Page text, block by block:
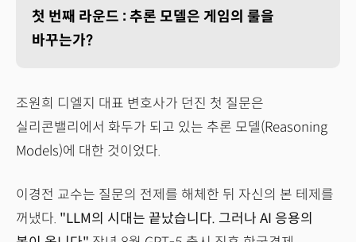
첫 번째 라운드 : 추론 모델은 게임의 룰을
바꾸는가?
조원희 디엘지 대표 변호사가 던진 첫 질문은
실리콘밸리에서 화두가 되고 있는 추론 모델(Reasoning
Models)에 대한 것이었다.
이경전 교수는 질문의 전제를 해체한 뒤 자신의 본 테제를
꺼냈다. "LLM의 시대는 끝났습니다. 그러나 AI 응용의